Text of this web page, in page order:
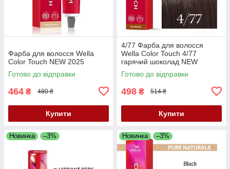
Фарба для волосся Wella
Color Touch NEW 2025
Готово до відправки
464 ₴ 480 ₴
Купити
4/77 Фарба для волосся
Wella Color Touch 4/77
гарячий шоколад NEW
Готово до відправки
498 ₴ 514 ₴
Купити
Новинка –3% Новинка –3%